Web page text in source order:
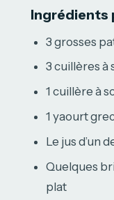
Ingrédients
3 grosses
3 cuillères à
1 cuillère à
1 yaourt
Le jus d’un
Quelques
plat